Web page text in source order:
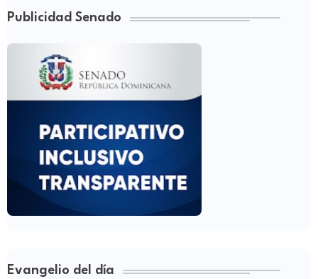
Publicidad Senado
Evangelio del día